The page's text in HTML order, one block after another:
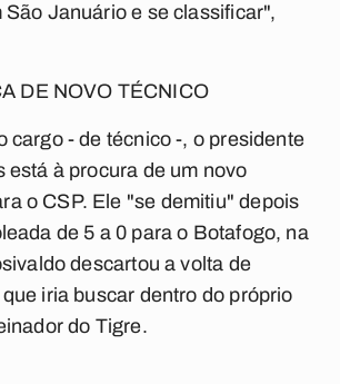
São Januário e se classificar",
DE NOVO TÉCNICO
cargo - de técnico -, o presidente
está à procura de um novo
o CSP. Ele "se demitiu" depois
de 5 a 0 para o Botafogo, na
descartou a volta de
iria buscar dentro do próprio
do Tigre.